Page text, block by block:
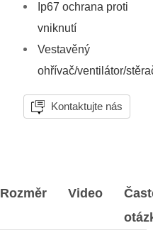
Ip67 ochrana proti
vniknutí
Vestavěný
ohřívač/ventilátor/
Kontaktujte nás
Rozměr Video